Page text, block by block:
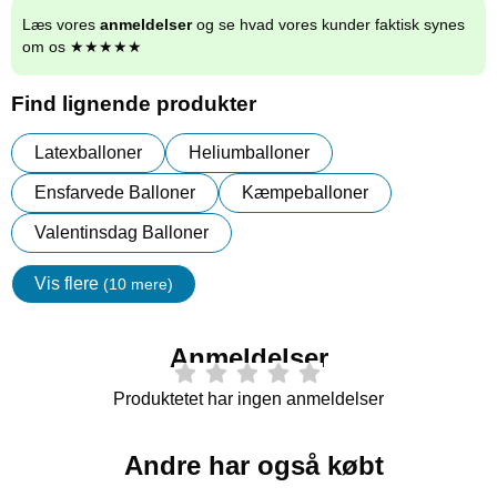
Læs vores anmeldelserog se hvad vores kunder faktisk synes
om os ★★★★★
Find lignende produkter
Latexballoner Heliumballoner
Ensfarvede Balloner Kæmpeballoner
Valentinsdag Balloner
Vis flere (10 mere)
Egenskaper
Anmeldelser
Produktetet har ingen anmeldelser
Andre har også købt